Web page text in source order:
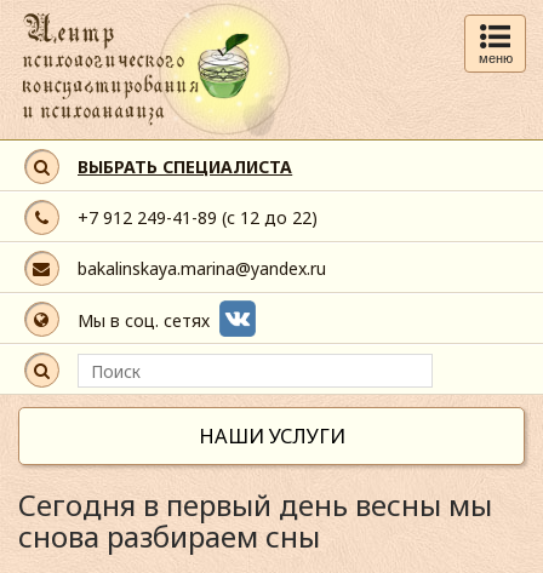
меню
ВЫБРАТЬ СПЕЦИАЛИСТА
+7 912 249-41-89 (с 12 до 22)
bakalinskaya.marina@yandex.ru
Мы в соц. сетях
НАШИ УСЛУГИ
Сегодня в первый день весны мы
снова разбираем сны